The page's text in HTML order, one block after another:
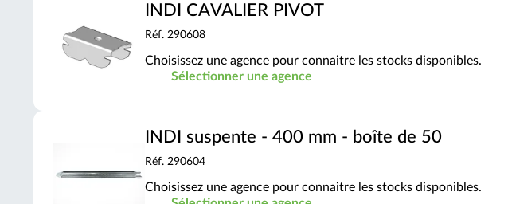
INDI CAVALIER PIVOT
Réf. 290608
Choisissez une agence pour connaitre les stocks disponibles.
Sélectionner une agence
INDI suspente - 400 mm - boîte de 50
Réf. 290604
Choisissez une agence pour connaitre les stocks disponibles.